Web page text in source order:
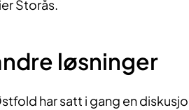
Storås.
løsninger
har satt i gang en